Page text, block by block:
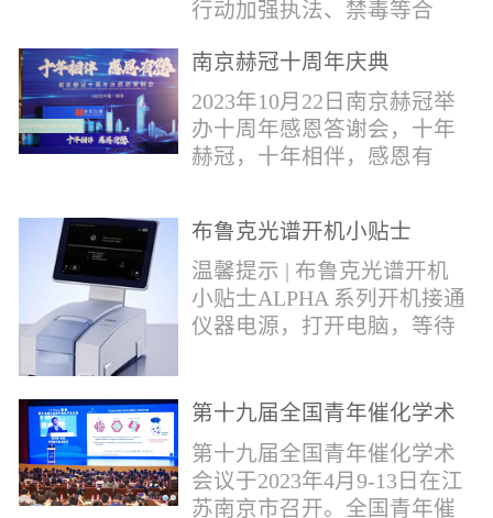
行动加强执法、禁毒等合
管控。2019年4月，我国宣布
正式将“芬太尼类物质”按类
纳入毒品管制范畴。日前禁
毒委与公安部再次发声严管
赴，助力打击芬太尼类毒
品，为您提供快速检测解决
方案！针对芬太尼类毒品的
快速分析，布鲁克推出红外
快速鉴定解决方案。包含
南京赫冠十周年庆典
2023年10月22日南京赫冠举
办十周年感恩答谢会，十年
赫冠，十年相伴，感恩有
爱；离不开每一个合作伙伴
的支持和帮助。衷心感谢每
一位支持和帮助过我们的用
户---朋友。在下个十年，赫
作伙伴携手共进，共同发
布鲁克光谱开机小贴士
温馨提示 | 布鲁克光谱开机
小贴士ALPHA 系列开机接通
仪器电源，打开电脑，等待
右下角指示灯，点击第三个
现提示：湿度值超出范围，
需要更换干燥剂；检查信号
第十九届全国青年催化学术
会议
第十九届全国青年催化学术
会议于2023年4月9-13日在江
苏南京市召开。全国青年催